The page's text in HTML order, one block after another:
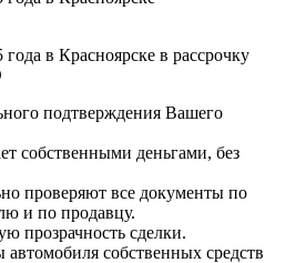
в Красноярске в рассрочку
подтверждения Вашего
собственными деньгами, без
проверяют все документы по
и по продавцу.
прозрачность сделки.
собственных средств